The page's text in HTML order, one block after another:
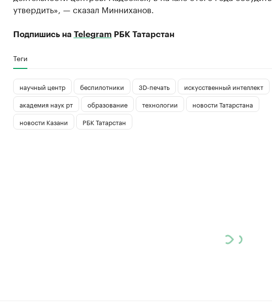
утвердить», — сказал Минниханов.
Подпишись на Telegram РБК Татарстан
Теги
научный центр беспилотники 3D-печать
искусственный интеллект
академия наук рт
образование технологии
новости Татарстана
новости Казани
РБК Татарстан